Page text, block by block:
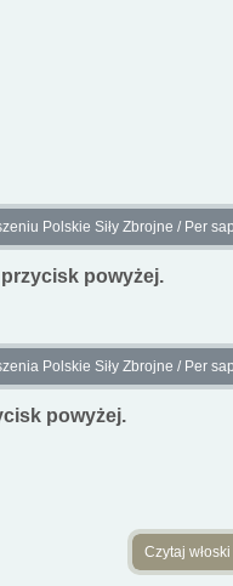
Polskie Siły Zbrojne / Per
powyżej.
Polskie Siły Zbrojne / Per
powyżej.
Czytaj